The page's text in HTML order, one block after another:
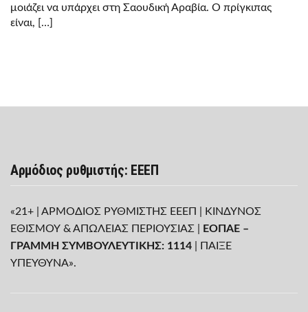
μοιάζει να υπάρχει στη Σαουδική Αραβία. Ο πρίγκιπας
είναι, […]
Αρμόδιος ρυθμιστής: ΕΕΕΠ
«21+ | ΑΡΜΟΔΙΟΣ ΡΥΘΜΙΣΤΗΣ ΕΕΕΠ | ΚΙΝΔΥΝΟΣ
ΕΘΙΣΜΟΥ & ΑΠΩΛΕΙΑΣ ΠΕΡΙΟΥΣΙΑΣ |
ΕΟΠΑΕ –
ΓΡΑΜΜΗ ΣΥΜΒΟΥΛΕΥΤΙΚΗΣ: 1114 | ΠΑΙΞΕ
ΥΠΕΥΘΥΝΑ».